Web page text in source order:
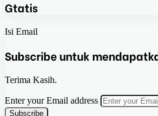
Gtatis
Isi Email
Subscribe untuk
Terima Kasih.
Enter your Email address